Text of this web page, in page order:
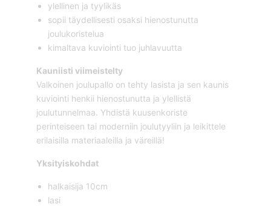
ylellinen ja tyylikäs
sopii täydellisesti osaksi hienostunutta
joulukoristelua
kimaltava kuviointi tuo juhlavuutta
Kauniisti viimeistelty
Valkoinen joulupallo on tehty lasista ja sen kaunis
kuviointi henkii hienostunutta ja ylellistä
joulutunnelmaa. Yhdistä kuusenkoriste
perinteiseen tai moderniin joulutyyliin ja leikittele
erilaisilla materiaaleilla ja väreillä!
Yksityiskohdat
halkaisija 10cm
lasi